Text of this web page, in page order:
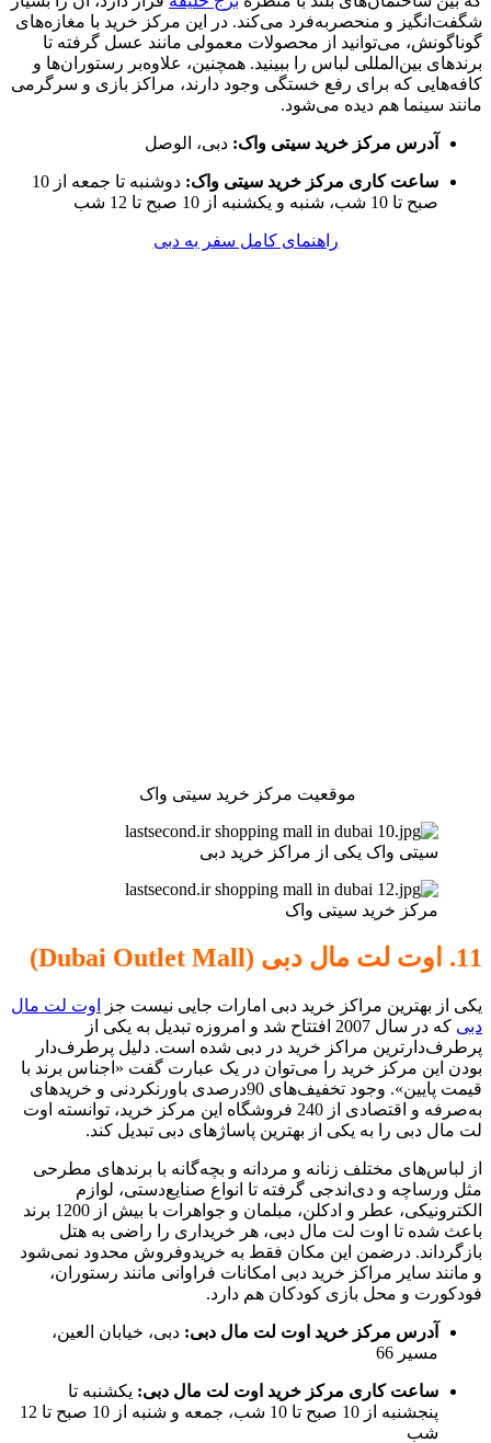
شگفت‌انگیز و منحصر‌به‌فرد می‌کند. در این مرکز خرید با مغازه‌های
گوناگونش، می‌توانید از محصولات معمولی مانند عسل گرفته تا
برندهای بین‌المللی لباس را ببینید. همچنین، علاوه‌بر رستوران‌ها و
کافه‌هایی که برای رفع خستگی وجود دارند، مراکز بازی و سرگرمی
مانند سینما هم دیده می‌شود.
آدرس مرکز خرید سیتی واک: دبی، الوصل
ساعت کاری مرکز خرید سیتی واک:
دوشنبه تا جمعه از 10
صبح تا 10 شب، شنبه و یکشنبه از 10 صبح تا 12 شب
راهنمای کامل سفر به دبی
موقعیت مرکز خرید سیتی واک
سیتی واک یکی از مراکز خرید دبی
مرکز خرید سیتی واک
11. اوت لت مال دبی (Dubai Outlet Mall)
یکی از بهترین مراکز خرید دبی امارات جایی نیست جز
اوت لت مال
دبی
که در سال 2007 افتتاح شد و امروزه تبدیل به یکی از
پرطرف‌دارترین مراکز خرید در دبی شده است. دلیل پرطرف‌دار
بودن این مرکز خرید را می‌توان در یک عبارت گفت «اجناس برند با
قیمت پایین». وجود تخفیف‌های 90درصدی باورنکردنی و خریدهای
به‌صرفه و اقتصادی از 240 فروشگاه این مرکز خرید، توانسته اوت
لت مال دبی را به یکی از بهترین پاساژهای دبی تبدیل کند.
از لباس‌های مختلف زنانه و مردانه و بچه‌گانه با برندهای مطرحی
مثل ورساچه و دی‌اندجی گرفته تا انواع صنایع‌دستی، لوازم
الکترونیکی، عطر و ادکلن، مبلمان و جواهرات با بیش از 1200 برند
باعث شده تا اوت لت مال دبی، هر خریداری را راضی به هتل
بازگرداند. درضمن این مکان فقط به خریدوفروش محدود نمی‌شود
و مانند سایر مراکز خرید دبی امکانات فراوانی مانند رستوران،
فودکورت و محل بازی کودکان هم دارد.
آدرس مرکز خرید اوت لت مال دبی: دبی، خیابان العین،
مسیر 66
ساعت کاری مرکز خرید اوت لت مال دبی: یکشنبه تا
پنجشنبه از 10 صبح تا 10 شب، جمعه و شنبه از 10 صبح تا 12
شب